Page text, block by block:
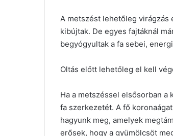
A metszést lehetőleg virágzás
kibújtak. De egyes fajtáknál
begyógyultak a fa sebei,
Oltás előtt lehetőleg el kell
Ha a metszéssel elsősorban a
fa szerkezetét. A fő
hagyunk meg, amelyek
erősek, hogy a gyümölcsöt